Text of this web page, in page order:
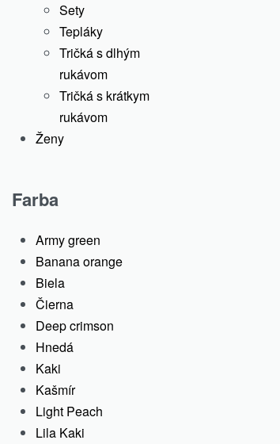
Sety
Tepláky
Tričká s dlhým
rukávom
Tričká s krátkym
rukávom
Ženy
Farba
Army green
Banana orange
Biela
Čierna
Deep crimson
Hnedá
Kaki
Kašmír
Light Peach
Lila Kaki